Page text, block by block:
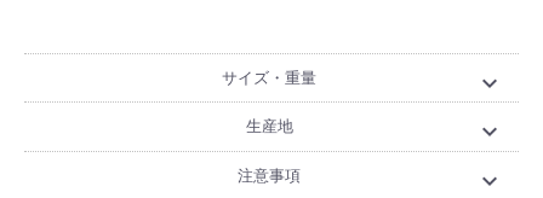
サイズ・重量 expand_more
生産地 expand_more
注意事項 expand_more